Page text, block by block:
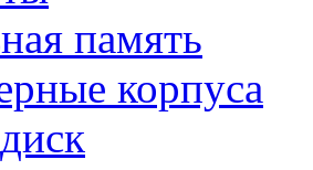
память
корпуса